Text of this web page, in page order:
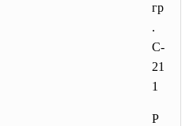
гр
.
С-
21
1
Р